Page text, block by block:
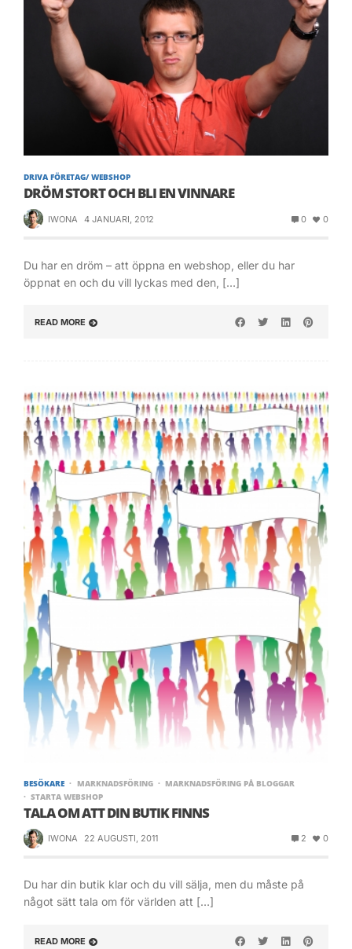
DRIVA FÖRETAG/ WEBSHOP
DRÖM STORT OCH BLI EN VINNARE
IWONA 4 JANUARI, 2012 0 0
Du har en dröm – att öppna en webshop, eller du har
öppnat en och du vill lyckas med den, […]
READ MORE
BESÖKARE MARKNADSFÖRING
MARKNADSFÖRING PÅ BLOGGAR
STARTA WEBSHOP
TALA OM ATT DIN BUTIK FINNS
IWONA 22 AUGUSTI, 2011 2 0
Du har din butik klar och du vill sälja, men du måste på
något sätt tala om för världen att […]
READ MORE